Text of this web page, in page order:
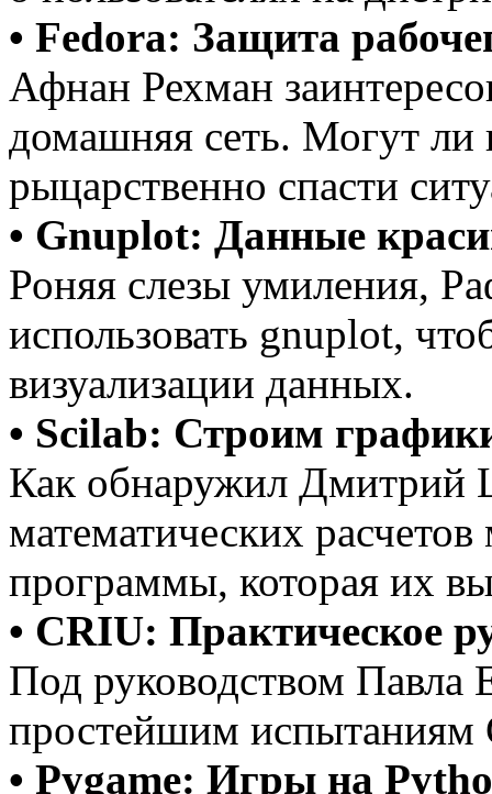
• Fedora: Защита
Афнан Рехман
домашняя сеть. Могут ли
рыцарственно спасти
• Gnuplot: Данные
Роняя слезы умиления,
использовать gnuplot,
визуализации данных.
• Scilab: Строим
Как обнаружил Дмитрий
математических
программы, которая их
• CRIU: Практическое
Под руководством Павла
простейшим испытаниям
• Рygame: Игры на